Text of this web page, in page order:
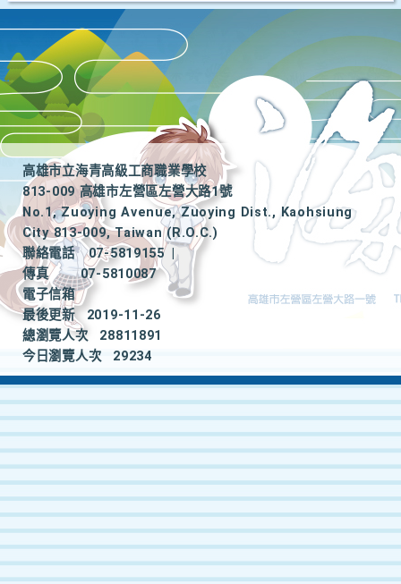
高雄市立海青高級工商職業學校
813-009 高雄市左營區左營大路1號
No.1, Zuoying Avenue, Zuoying Dist., Kaohsiung
City 813-009, Taiwan (R.O.C.)
聯絡電話
07-5819155
|
傳真
07-5810087
電子信箱
最後更新
2019-11-26
總瀏覽人次
28811891
今日瀏覽人次
29234